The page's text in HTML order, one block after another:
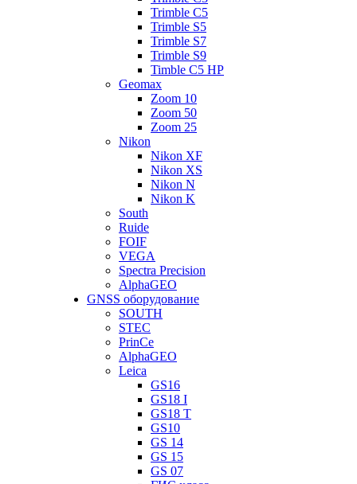
Trimble C5
Trimble S5
Trimble S7
Trimble S9
Timble C5 HP
Geomax
Zoom 10
Zoom 50
Zoom 25
Nikon
Nikon XF
Nikon XS
Nikon N
Nikon K
South
Ruide
FOIF
VEGA
Spectra Precision
AlphaGEO
GNSS оборудование
SOUTH
STEC
PrinCe
AlphaGEO
Leica
GS16
GS18 I
GS18 T
GS10
GS 14
GS 15
GS 07